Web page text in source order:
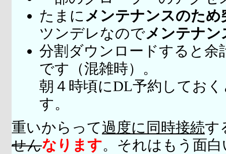
たまに メンテナンスのため
ツンデレなのでメンテナ
分割ダウンロードすると余
です（混雑時）。
朝４時頃にDL予約してお
す。
重いからって過度に同時接続す
せんなります。それはもう面